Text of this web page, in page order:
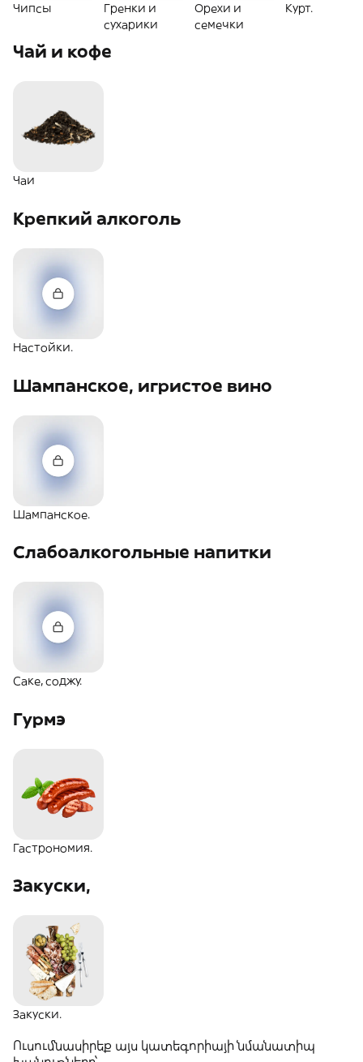
Чипсы
Гренки и
сухарики
Орехи и
семечки
Курт.
Чай и кофе
Чаи
Крепкий алкоголь
Настойки.
Шампанское, игристое вино
Шампанское.
Слабоалкогольные напитки
Саке, соджу.
Гурмэ
Гастрономия.
Закуски,
Закуски.
Ուսումնասիրեք այս կատեգորիայի նմանատիպ